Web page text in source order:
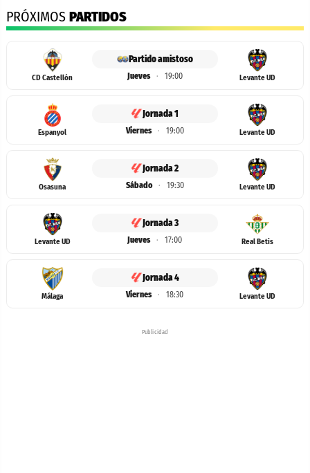
PRÓXIMOS PARTIDOS
CD Castellón
Partido amistoso
Jueves · 19:00 Levante UD
Espanyol
Jornada 1
Viernes · 19:00 Levante UD
Osasuna
Jornada 2
Sábado · 19:30 Levante UD
Levante UD
Jornada 3
Jueves · 17:00 Real Betis
Málaga
Jornada 4
Viernes · 18:30 Levante UD
Publicidad